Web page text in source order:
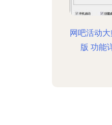
网吧活动
版 功能